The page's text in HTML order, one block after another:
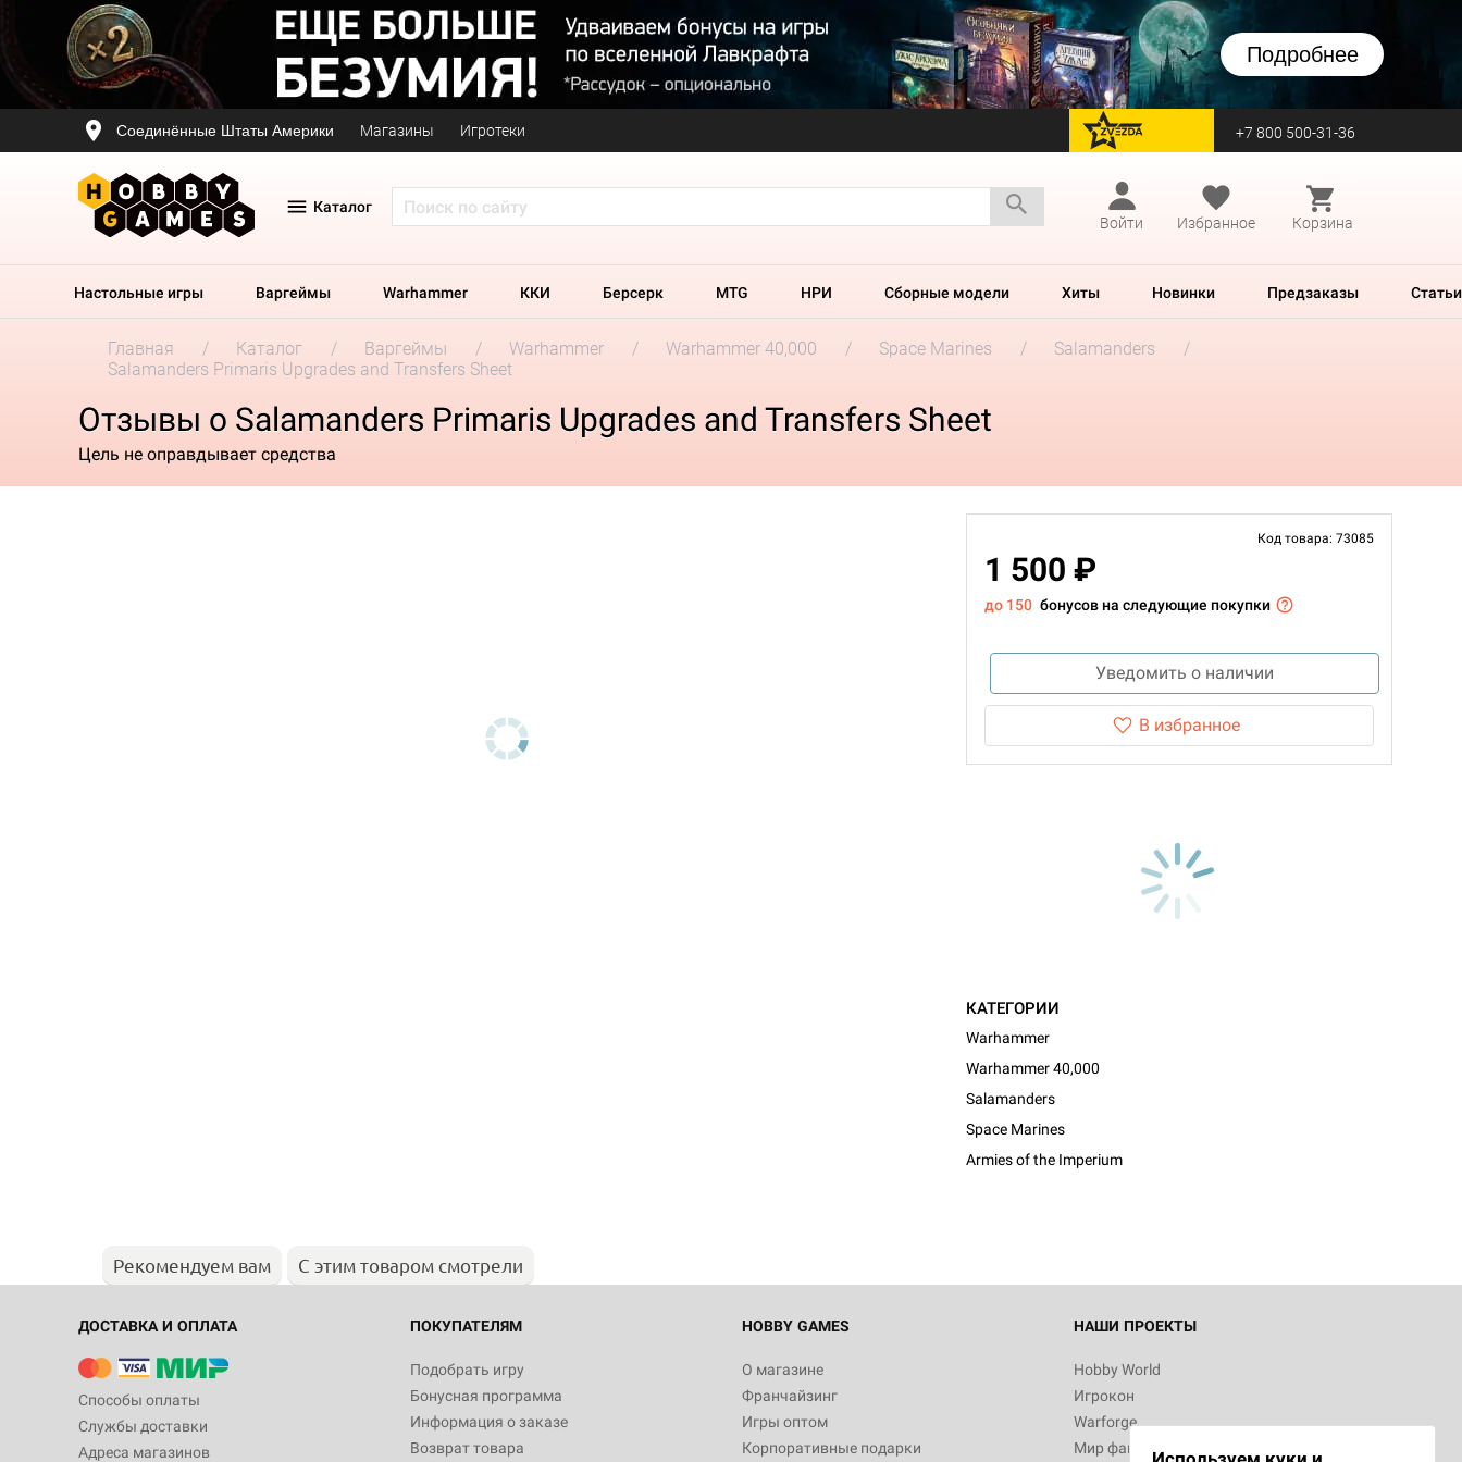
Подробнее
Соединённые Штаты Америки Магазины Игротеки перейти на Zvezda +7 800 500-31-36
Каталог
Войти
Избранное Корзина
Настольные игры Варгеймы Warhammer ККИ Берсерк MTG НРИ Сборные модели Хиты Новинки Предзаказы Статьи
Главная Каталог Варгеймы Warhammer Warhammer 40,000 Space Marines
Salamanders
Salamanders Primaris Upgrades and Transfers Sheet
Отзывы о Salamanders Primaris Upgrades and Transfers Sheet
Цель не оправдывает средства
Код товара: 73085
1 500 ₽
до 150 бонусов на следующие покупки
Уведомить о наличии
В избранное
КАТЕГОРИИ
Warhammer
Warhammer 40,000
Salamanders
Space Marines
Armies of the Imperium
Рекомендуем вам С этим товаром смотрели
ДОСТАВКА И ОПЛАТА
Способы оплаты
Службы доставки
Адреса магазинов
ПОКУПАТЕЛЯМ
Подобрать игру
Бонусная программа
Информация о заказе
Возврат товара
HOBBY GAMES
О магазине
Франчайзинг
Игры оптом
Корпоративные подарки
НАШИ ПРОЕКТЫ
Hobby World
Игрокон
Warforge
Мир фантастики